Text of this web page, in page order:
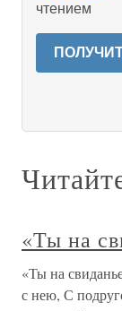
чтением
«Ты на
«Ты на
с нею, С